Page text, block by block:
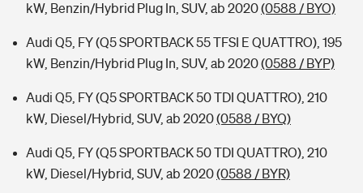
kW, Benzin/Hybrid Plug In, SUV, ab 2020(0588 / BYO)
Audi Q5, FY (Q5 SPORTBACK 55 TFSI E QUATTRO), 195
kW, Benzin/Hybrid Plug In, SUV, ab 2020(0588 / BYP)
Audi Q5, FY (Q5 SPORTBACK 50 TDI QUATTRO), 210
kW, Diesel/Hybrid, SUV, ab 2020(0588 / BYQ)
Audi Q5, FY (Q5 SPORTBACK 50 TDI QUATTRO), 210
kW, Diesel/Hybrid, SUV, ab 2020(0588 / BYR)